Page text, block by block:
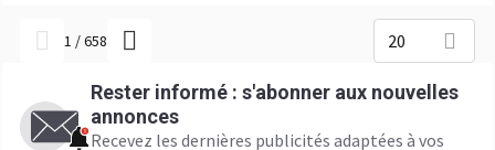
1 /658 20
Rester informé : s'abonner aux nouvelles
annonces
Recevez les dernières publicités adaptées à vos